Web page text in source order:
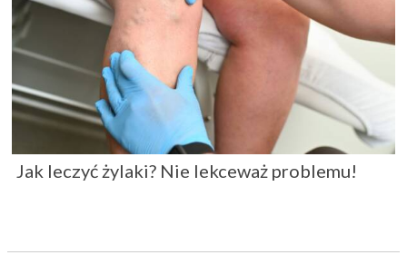
Jak leczyć żylaki? Nie lekceważ problemu!